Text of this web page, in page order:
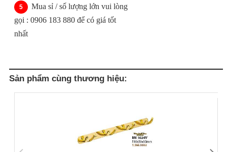
Mua sỉ / số lượng lớn vui lòng
gọi : 0906 183 880 để có giá tốt
nhất
Sản phẩm cùng thương hiệu: